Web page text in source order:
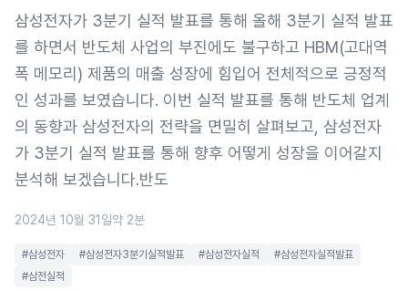
삼성전자가 3분기 실적 발표를 통해 올해 3분기 실적 발표
를 하면서 반도체 사업의 부진에도 불구하고 HBM(고대역
폭 메모리) 제품의 매출 성장에 힘입어 전체적으로 긍정적
인 성과를 보였습니다. 이번 실적 발표를 통해 반도체 업계
의 동향과 삼성전자의 전략을 면밀히 살펴보고, 삼성전자
가 3분기 실적 발표를 통해 향후 어떻게 성장을 이어갈지
분석해 보겠습니다.반도
2024년 10월 31일약 2분
#삼성전자 #삼성전자3분기실적발표 #삼성전자실적
#삼성전자실적발표
#삼전실적